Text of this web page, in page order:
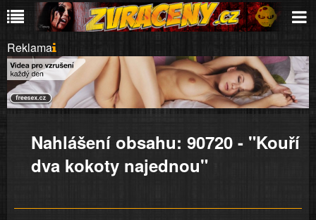
Reklama
Nahlášení obsahu: 90720 - "Kouří
dva kokoty najednou"